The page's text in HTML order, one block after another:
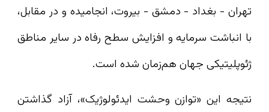
تهران - بغداد - دمشق - بیروت، انجامیده و در مقابل،
با انباشت سرمایه و افزایش سطح رفاه در سایر مناطق
ژئوپلیتیکی جهان هم‌زمان شده است.
نتیجه این «توازن وحشت ایدئولوژیک»، آزاد گذاشتن